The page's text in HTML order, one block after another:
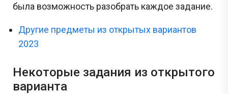
была возможность разобрать каждое задание.
Другие предметы из открытых вариантов
2023
Некоторые задания из открытого
варианта